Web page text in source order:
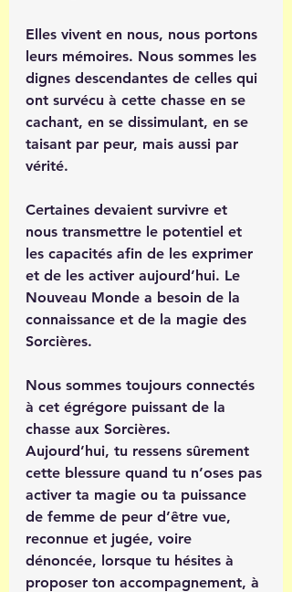
Elles vivent en nous, nous portons
leurs mémoires. Nous sommes les
dignes descendantes de celles qui
ont survécu à cette chasse en se
cachant, en se dissimulant, en se
taisant par peur, mais aussi par
vérité.
Certaines devaient survivre et
nous transmettre le potentiel et
les capacités afin de les exprimer
et de les activer aujourd’hui. Le
Nouveau Monde a besoin de la
connaissance et de la magie des
Sorcières.
Nous sommes toujours connectés
à cet égrégore puissant de la
chasse aux Sorcières.
Aujourd’hui, tu ressens sûrement
cette blessure quand tu n’oses pas
activer ta magie ou ta puissance
de femme de peur d’être vue,
reconnue et jugée, voire
dénoncée, lorsque tu hésites à
proposer ton accompagnement, à